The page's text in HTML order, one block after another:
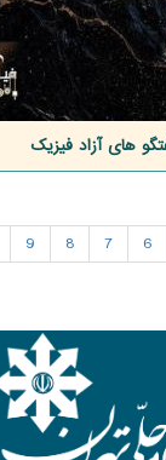
های آزاد فیزیک
6
7
8
9